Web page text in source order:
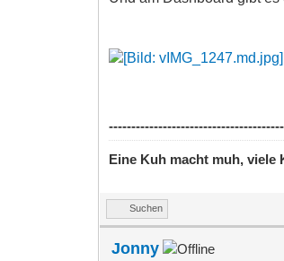
Eine Kuh macht muh, viele
Suchen
Jonny